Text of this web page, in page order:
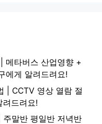
메타버스 산업영향 +
에게 알려드려요!
| CCTV 영상 열람 절
려드려요!
말반 평일반 저녁반